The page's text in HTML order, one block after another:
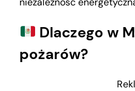
Dlaczego w
pożarów?